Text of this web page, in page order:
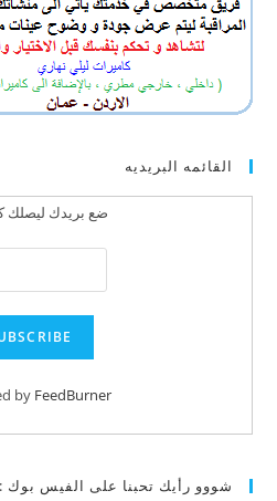
القائمه البريديه
ضع بريدك ليصلك
by FeedBurner
شووو رأيك تحبنا على الفيس بوك